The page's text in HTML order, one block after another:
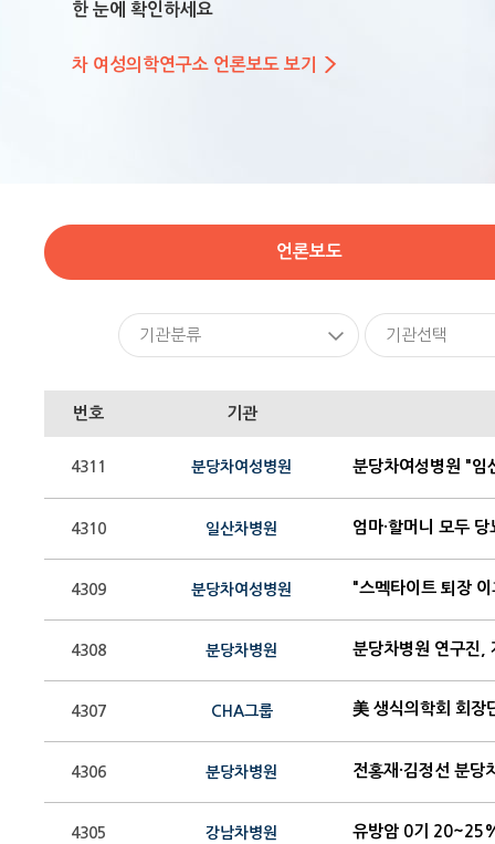
한 눈에 확인하세요
차 여성의학연구소 언론보도 보기
언론보도
기관분류 기관선택
번호 기관
4311 분당차여성병원 분당차여성병원 "임
4310 일산차병원 엄마·할머니 모두
4309 분당차여성병원 "스멕타이트 퇴장
4308 분당차병원 분당차병원 연구진,
4307 CHA그룹 美 생식의학회 회장
4306 분당차병원
4305 강남차병원 유방암 0기